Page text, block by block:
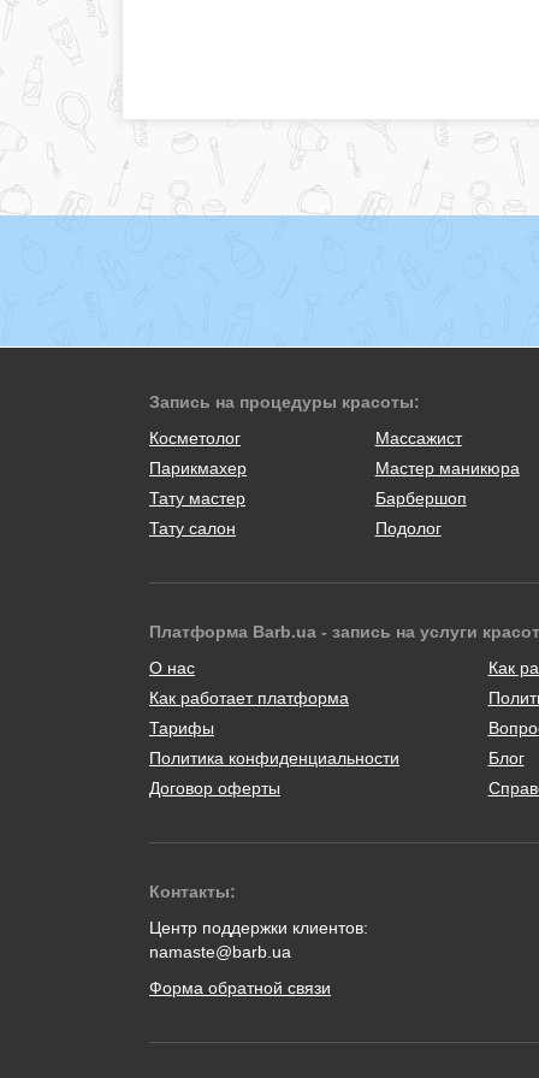
Запись на процедуры красоты:
Косметолог
Массажист
Парикмахер
Мастер маникюра
Тату мастер
Барбершоп
Тату салон
Подолог
Платформа Barb.ua - запись на услуги
О нас
Как работает платформа
Тарифы
Политика конфиденциальности
Договор оферты
Как
Блог
Контакты:
Центр поддержки клиентов:
namaste@barb.ua
Форма обратной связи